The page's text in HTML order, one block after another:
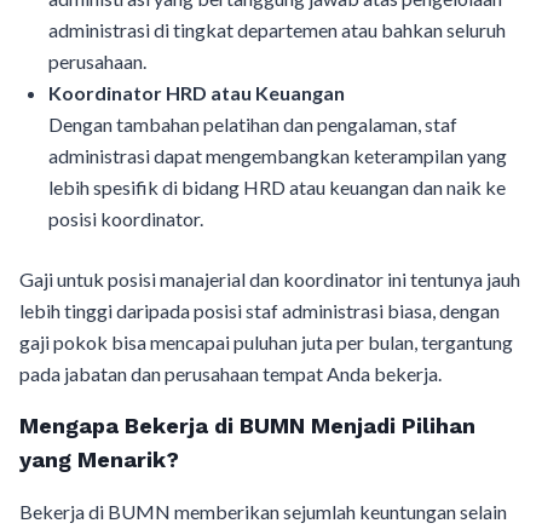
administrasi di tingkat departemen atau bahkan seluruh
perusahaan.
Koordinator HRD atau Keuangan
Dengan tambahan pelatihan dan pengalaman, staf
administrasi dapat mengembangkan keterampilan yang
lebih spesifik di bidang HRD atau keuangan dan naik ke
posisi koordinator.
Gaji untuk posisi manajerial dan koordinator ini tentunya jauh
lebih tinggi daripada posisi staf administrasi biasa, dengan
gaji pokok bisa mencapai puluhan juta per bulan, tergantung
pada jabatan dan perusahaan tempat Anda bekerja.
Mengapa Bekerja di BUMN Menjadi Pilihan
yang Menarik?
Bekerja di BUMN memberikan sejumlah keuntungan selain